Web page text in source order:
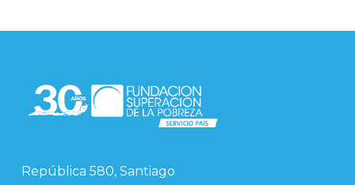
República 580, Santiago